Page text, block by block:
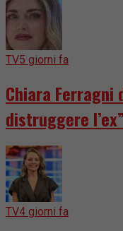
TV5 giorni fa
Chiara Ferragni
distruggere l’ex”
TV4 giorni fa